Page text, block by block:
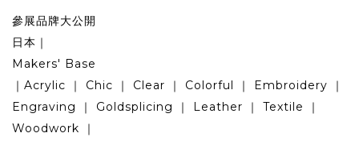
參展品牌大公開
日本｜
Makers' Base
｜Acrylic ｜ Chic ｜ Clear ｜ Colorful ｜ Embroidery ｜
Engraving ｜ Goldsplicing ｜ Leather ｜ Textile ｜
Woodwork ｜